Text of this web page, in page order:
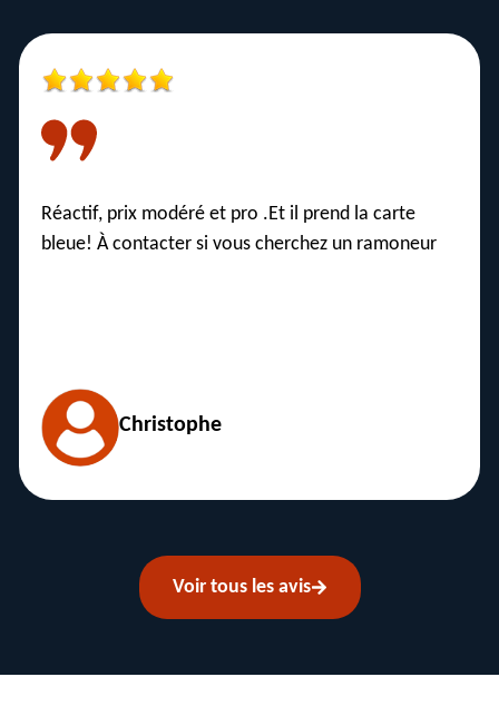
Ponctuel, Rapide & Efficace. Prix raisonnable.
Pédagogue et prodigue de bons conseils.
JL
Voir tous les avis